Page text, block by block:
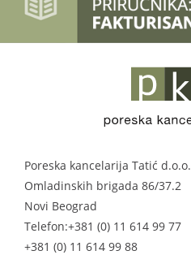
Poreska kancelarija Tatić d.o.o.
Omladinskih brigada 86/37.2
Novi Beograd
Telefon:+381 (0) 11 614 99 77
+381 (0) 11 614 99 88